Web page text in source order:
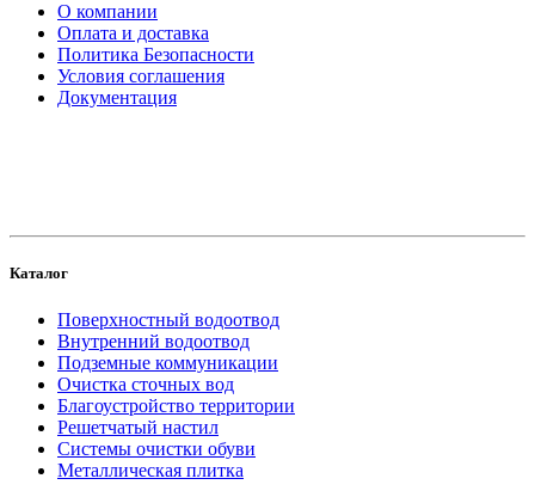
О компании
Оплата и доставка
Политика Безопасности
Условия соглашения
Документация
Каталог
Поверхностный водоотвод
Внутренний водоотвод
Подземные коммуникации
Очистка сточных вод
Благоустройство территории
Решетчатый настил
Системы очистки обуви
Металлическая плитка